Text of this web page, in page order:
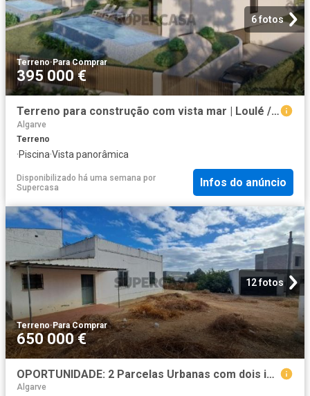
6 fotos
Terreno· Para Comprar
395 000 €
Terreno para construção com vista mar | Loulé / Faro
Algarve
Terreno
·Piscina·Vista panorâmica
Disponibilizado há uma semana por
Supercasa
Infos do anúncio
12 fotos
Terreno·Para Comprar
650 000 €
OPORTUNIDADE: 2 Parcelas Urbanas com dois imóveis e 1 terreno rústico Potencial de Investimento
Algarve